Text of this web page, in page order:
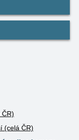
(celá ČR)